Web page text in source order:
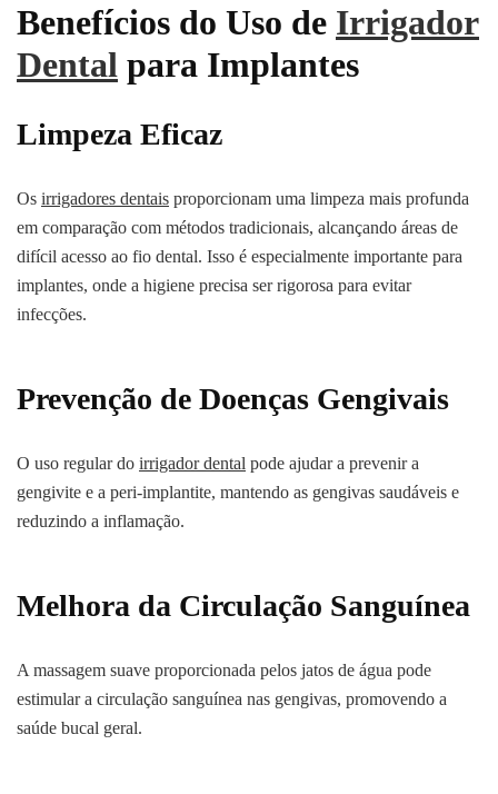
Benefícios do Uso de Irrigador
Dental para Implantes
Limpeza Eficaz
Os irrigadores dentais proporcionam uma limpeza mais profunda
em comparação com métodos tradicionais, alcançando áreas de
difícil acesso ao fio dental. Isso é especialmente importante para
implantes, onde a higiene precisa ser rigorosa para evitar
infecções.
Prevenção de Doenças Gengivais
O uso regular do irrigador dental pode ajudar a prevenir a
gengivite e a peri-implantite, mantendo as gengivas saudáveis e
reduzindo a inflamação.
Melhora da Circulação Sanguínea
A massagem suave proporcionada pelos jatos de água pode
estimular a circulação sanguínea nas gengivas, promovendo a
saúde bucal geral.